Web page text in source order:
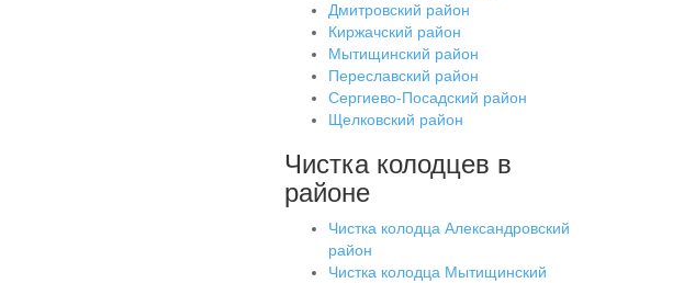
Дмитровский район
Киржачский район
Мытищинский район
Переславский район
Сергиево-Посадский район
Щелковский район
Чистка колодцев в
районе
Чистка колодца Александровский
район
Чистка колодца Мытищинский